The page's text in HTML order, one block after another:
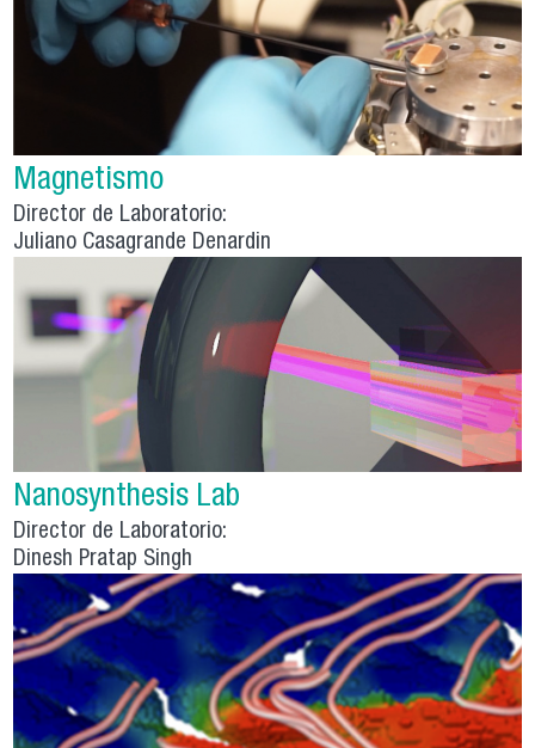
Magnetismo
Director de Laboratorio:
Juliano Casagrande Denardin
Nanosynthesis Lab
Director de Laboratorio:
Dinesh Pratap Singh